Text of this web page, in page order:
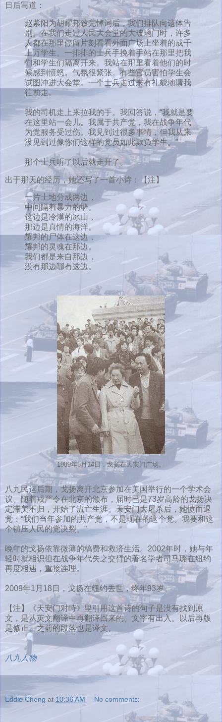
日后写道：
赵紫阳为胡耀邦致完悼词后，我们排队向遗体告
别。在我们走过人民大会堂的大玻璃门时，许多
人都在那里停留片刻看看外面广场上坐着的成千
上万学生。一排排的士兵手挽着手站在那里把我
们和学生们隔离开来。我站在那里看着他们的时
候感到愤怒。气氛很紧张。有些官员害怕学生会
试图冲进大会堂。一个士兵走过来有礼貌地请我
往前走。
我的司机走上来拉我的手。我回答说，“我就是要
在这里站一会儿。我属于共产党，我在战争年代
为党服务受过伤。我见到过很多事情，但我从来
没见到过像你们这样的党员如此欺负学生。”
那个士兵听了以后就走开了。
出于那天的经历，她还写了一首小诗： 【注】
一片土地分成两边，
中间隔着暴力的墙。
这边是冷漠的冰山，
那边是真情的海洋。
耀邦的尸体在这边，
耀邦的灵魂在那边。
我们都是来自那边，
没有那边哪有这边。
1989年5月14日，戈扬在天安门广场。
八九民运后期，戈扬离开北京参加在美国举行的一个学术会
议。随着戒严令在北京的颁布，届时已是73岁高龄的戈扬决
定滞美不归，开始了流亡生涯。天安门大屠杀后，她愤而退
党：“我们当年参加的共产党，不是现在的这个党。我要和这
个镇压人民的党决裂。”
晚年的戈扬依靠微薄的稿费和救济生活。2002年时，她与年
轻时就相识但在战争年代失之交臂的著名学者司马璐在纽约
再度相遇，重接连理。
2009年1月18日，戈扬在纽约去世，终年93岁。
【注】《天安门对峙》里引用这首诗的句子是没有找到原
文，是从英文翻译中再翻译回来的。文字有出入。以后再版
是修正。之前的段落也是译文。
八九人物
Eddie Cheng at 10:36 AM No comments: